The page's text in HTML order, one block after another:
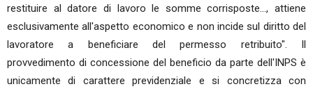
restituire al datore di lavoro le somme corrisposte..., attiene
esclusivamente all'aspetto economico e non incide sul diritto del
lavoratore a beneficiare del permesso retribuito". Il
provvedimento di concessione del beneficio da parte dell'INPS è
unicamente di carattere previdenziale e si concretizza con